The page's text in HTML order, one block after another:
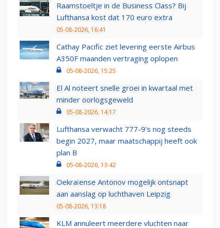
Raamstoeltje in de Business Class? Bij
Lufthansa kost dat 170 euro extra
05-08-2026, 16:41
Cathay Pacific ziet levering eerste Airbus
A350F maanden vertraging oplopen
05-08-2026, 15:25
El Al noteert snelle groei in kwartaal met
minder oorlogsgeweld
05-08-2026, 14:17
Lufthansa verwacht 777-9’s nog steeds
begin 2027, maar maatschappij heeft ook
plan B
05-08-2026, 13:42
Oekraïense Antonov mogelijk ontsnapt
aan aanslag op luchthaven Leipzig
05-08-2026, 13:18
KLM annuleert meerdere vluchten naar